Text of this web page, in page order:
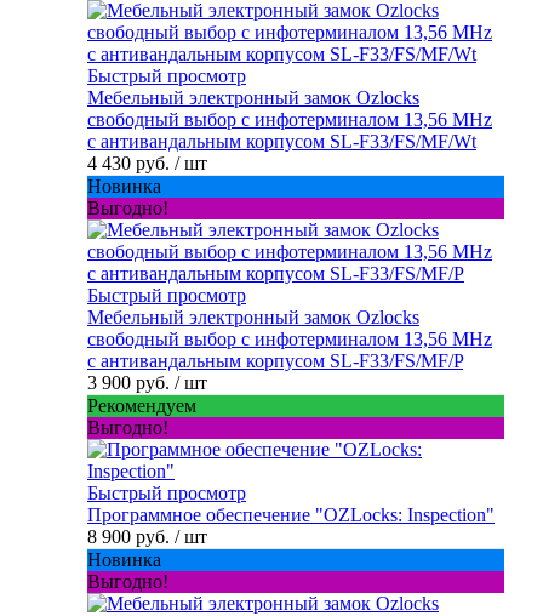
Быстрый просмотр
Мебельный электронный замок Ozlocks
свободный выбор с инфотерминалом 13,56 MHz
с антивандальным корпусом SL-F33/FS/MF/Wt
4 430 руб. / шт
Новинка
Выгодно!
Быстрый просмотр
Мебельный электронный замок Ozlocks
свободный выбор с инфотерминалом 13,56 MHz
с антивандальным корпусом SL-F33/FS/MF/P
3 900 руб. / шт
Рекомендуем
Выгодно!
Быстрый просмотр
Программное обеспечение "OZLocks: Inspection"
8 900 руб. / шт
Новинка
Выгодно!